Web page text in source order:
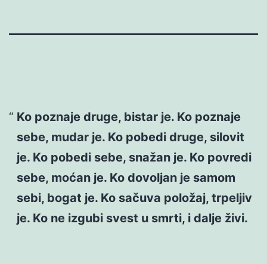
Ko poznaje druge, bistar je. Ko poznaje
sebe, mudar je. Ko pobedi druge, silovit
je. Ko pobedi sebe, snažan je. Ko povredi
sebe, moćan je. Ko dovoljan je samom
sebi, bogat je. Ko sačuva položaj, trpeljiv
je. Ko ne izgubi svest u smrti, i dalje živi.